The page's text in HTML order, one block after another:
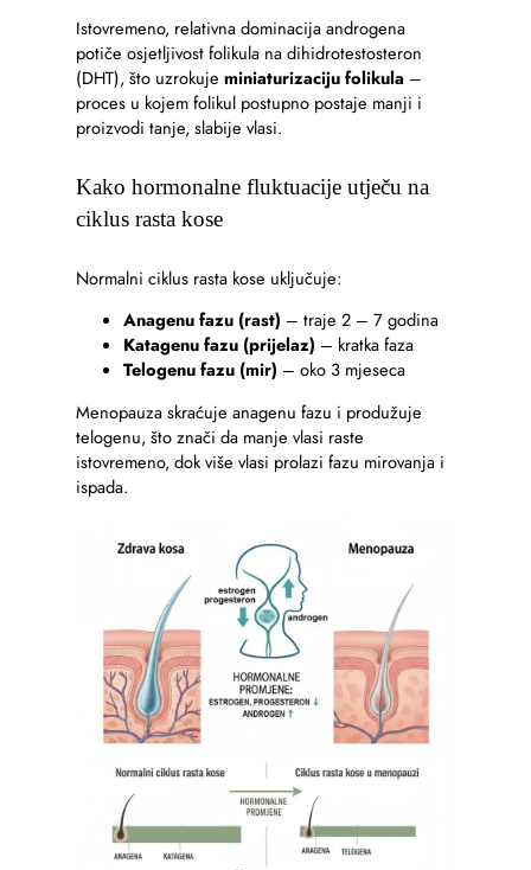
Istovremeno, relativna dominacija androgena
potiče osjetljivost folikula na dihidrotestosteron
(DHT), što uzrokujeminiaturizaciju folikula –
proces u kojem folikul postupno postaje manji i
proizvodi tanje, slabije vlasi.
Kako hormonalne fluktuacije utječu na
ciklus rasta kose
Normalni ciklus rasta kose uključuje:
Anagenu fazu (rast) – traje 2 – 7 godina
Katagenu fazu (prijelaz) – kratka faza
Telogenu fazu (mir) – oko 3 mjeseca
Menopauza skraćuje anagenu fazu i produžuje
telogenu, što znači da manje vlasi raste
istovremeno, dok više vlasi prolazi fazu mirovanja i
ispada.